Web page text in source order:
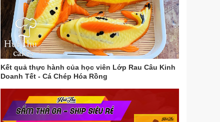
Kết quả thực hành của học viên Lớp Rau Câu Kinh
Doanh Tết - Cá Chép Hóa Rồng